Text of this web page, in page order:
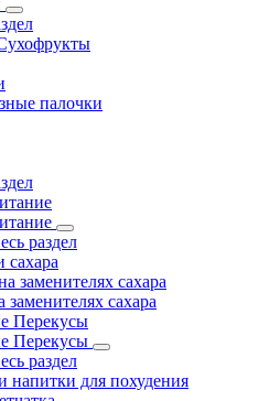
палочки
раздел
сахара
заменителях сахара
сахара
Перекусы
Перекусы
раздел
напитки для похудения